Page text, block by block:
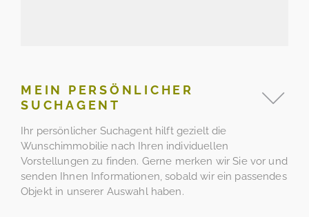
MEIN PERSÖNLICHER
SUCHAGENT
Ihr persönlicher Suchagent hilft gezielt die
Wunschimmobilie nach Ihren individuellen
Vorstellungen zu finden. Gerne merken wir Sie vor und
senden Ihnen Informationen, sobald wir ein passendes
Objekt in unserer Auswahl haben.